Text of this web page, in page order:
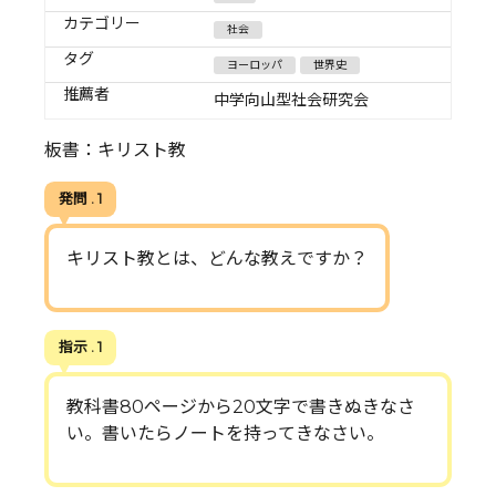
カテゴリー 社会
タグ ヨーロッパ 世界史
推薦者 中学向山型社会研究会
板書：キリスト教
発問 . 1
キリスト教とは、どんな教えですか？
指示 . 1
教科書80ページから20文字で書きぬきなさ
い。書いたらノートを持ってきなさい。